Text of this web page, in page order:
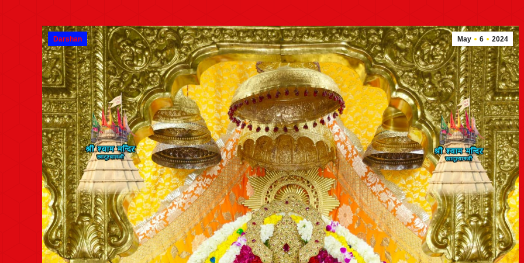
May 6 2024
Darshan